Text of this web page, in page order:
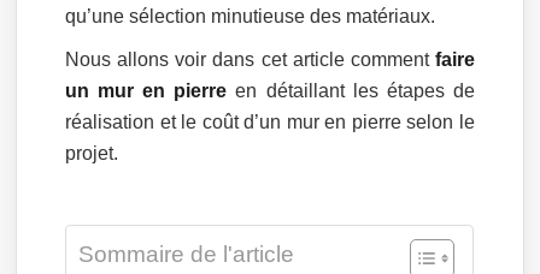
qu’une sélection minutieuse des matériaux.
Nous allons voir dans cet article comment faire
un mur en pierre en détaillant les étapes de
réalisation et le coût d’un mur en pierre selon le
projet.
Sommaire de l'article